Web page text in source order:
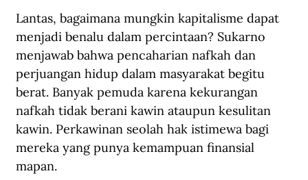
Lantas, bagaimana mungkin kapitalisme dapat
menjadi benalu dalam percintaan? Sukarno
menjawab bahwa pencaharian nafkah dan
perjuangan hidup dalam masyarakat begitu
berat. Banyak pemuda karena kekurangan
nafkah tidak berani kawin ataupun kesulitan
kawin. Perkawinan seolah hak istimewa bagi
mereka yang punya kemampuan finansial
mapan.